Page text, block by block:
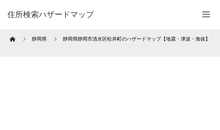
住所検索ハザードマップ
Home 静岡県 静岡県静岡市清水区松井町のハザードマップ【地震・津波・海抜】